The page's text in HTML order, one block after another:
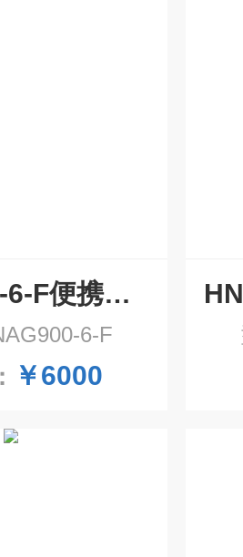
HNAG900-6-F便携式多合一气体检测仪
6-F
￥6000